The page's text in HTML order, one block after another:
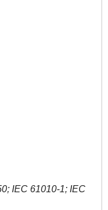
IEC 61010-1; IEC